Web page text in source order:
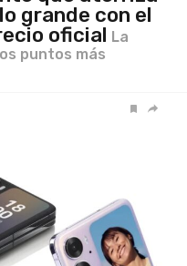
grande con el
oficial La
puntos más